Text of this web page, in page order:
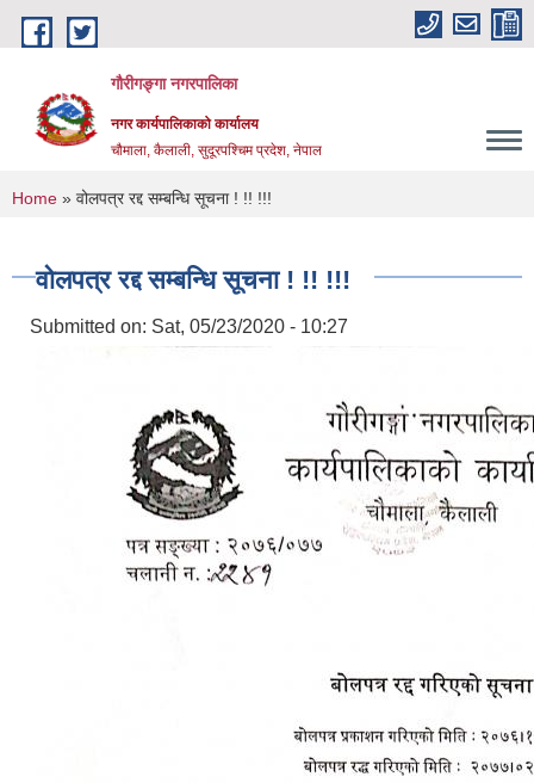
Skip to main content
गौरीगङ्गा नगरपालिका
नगर कार्यपालिकाको कार्यालय
चौमाला, कैलाली, सुदूरपश्चिम प्रदेश, नेपाल
You are here
Home » वोलपत्र रद्द सम्बन्धि सूचना ! !! !!!
वोलपत्र रद्द सम्बन्धि सूचना ! !! !!!
Submitted on: Sat, 05/23/2020 - 10:27